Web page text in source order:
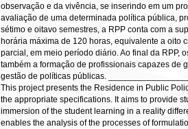
observação e da vivência, se inserindo em um
avaliação de uma determinada política pública,
sétimo e oitavo semestres, a RPP conta com a
horária máxima de 120 horas, equivalente a oito
parcial, em meio período diário. Ao final da RPP,
também a formação de profissionais capazes de
gestão de políticas públicas.
This project presents the Residence in Public
the appropriate specifications. It aims to provide
immersion of the student learning in a reality
enables the analysis of the processes of